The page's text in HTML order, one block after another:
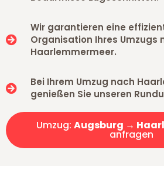
Wir garantieren eine
Organisation Ihres Umzugs
Haarlemmermeer.
Bei Ihrem Umzug nach
genießen Sie unseren
Umzug: Augsburg →
anfragen